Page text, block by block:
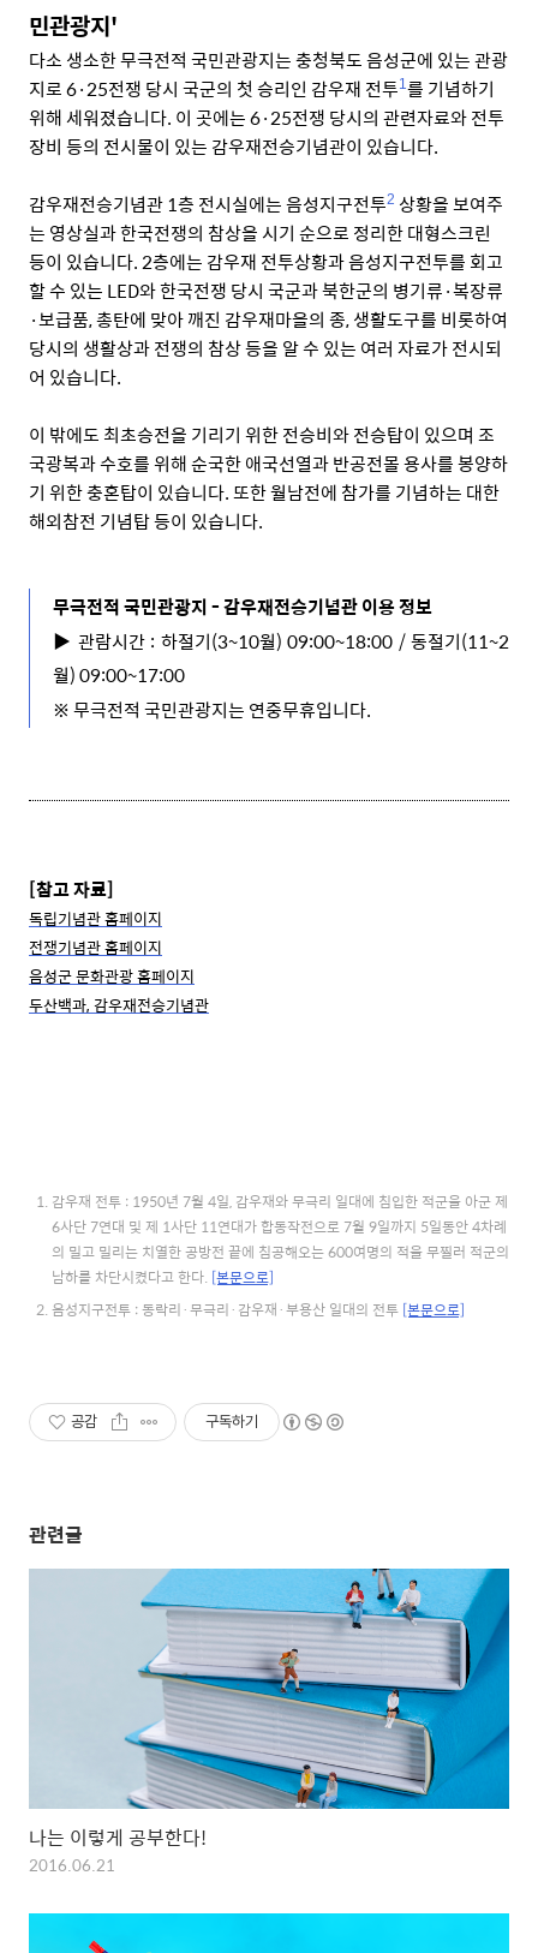
민관광지'
다소 생소한 무극전적 국민관광지는 충청북도 음성군에 있는 관광
지로 6·25전쟁 당시 국군의 첫 승리인 감우재 전투1 를 기념하기
위해 세워졌습니다. 이 곳에는 6·25전쟁 당시의 관련자료와 전투
장비 등의 전시물이 있는 감우재전승기념관이 있습니다.
감우재전승기념관 1층 전시실에는 음성지구전투2 상황을 보여주
는 영상실과 한국전쟁의 참상을 시기 순으로 정리한 대형스크린
등이 있습니다. 2층에는 감우재 전투상황과 음성지구전투를 회고
할 수 있는 LED와 한국전쟁 당시 국군과 북한군의 병기류·복장류
·보급품, 총탄에 맞아 깨진 감우재마을의 종, 생활도구를 비롯하여
당시의 생활상과 전쟁의 참상 등을 알 수 있는 여러 자료가 전시되
어 있습니다.
이 밖에도 최초승전을 기리기 위한 전승비와 전승탑이 있으며 조
국광복과 수호를 위해 순국한 애국선열과 반공전몰 용사를 봉양하
기 위한 충혼탑이 있습니다. 또한 월남전에 참가를 기념하는 대한
해외참전 기념탑 등이 있습니다.
무극전적 국민관광지 -감우재전승기념관 이용 정보
▶ 관람시간 : 하절기(3~10월)09:00~18:00 / 동절기(11~2
월) 09:00~17:00
※무극전적 국민관광지는 연중무휴입니다.
[참고 자료]
독립기념관 홈페이지
전쟁기념관 홈페이지
음성군 문화관광 홈페이지
두산백과, 감우재전승기념관
감우재 전투 : 1950년 7월 4일, 감우재와 무극리 일대에 침입한 적군을 아군 제
6사단 7연대 및 제 1사단 11연대가 합동작전으로 7월 9일까지 5일동안 4차례
의 밀고 밀리는 치열한 공방전 끝에 침공해오는 600여명의 적을 무찔러 적군의
남하를 차단시켰다고 한다. [본문으로]
음성지구전투 : 동락리·무극리·감우재·부용산 일대의 전투 [본문으로]
공감 구독하기
관련글
나는 이렇게 공부한다!
2016.06.21